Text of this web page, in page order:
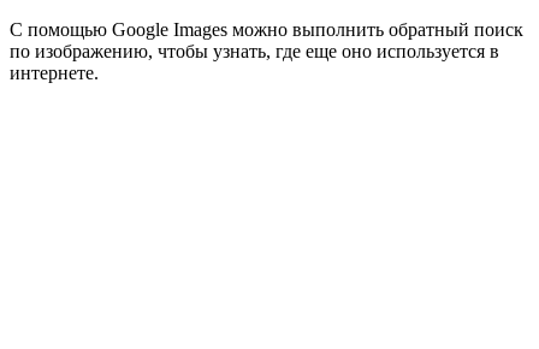
С помощью Google Images можно выполнить обратный поиск
по изображению, чтобы узнать, где еще оно используется в
интернете.